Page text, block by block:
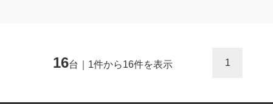
16台｜1件から16件を表示 1